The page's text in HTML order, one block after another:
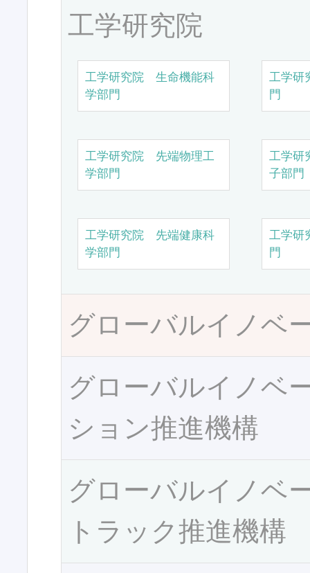
工学研究院
工学研究院 生命機能科
学部門
工学研
門
工学研究院 先端物理工
学部門
工学研
子部門
工学研究院 先端健康科
学部門
工学研
門
グローバルイノベ
グローバルイノベ
ション推進機構
グローバルイノベ
トラック推進機構